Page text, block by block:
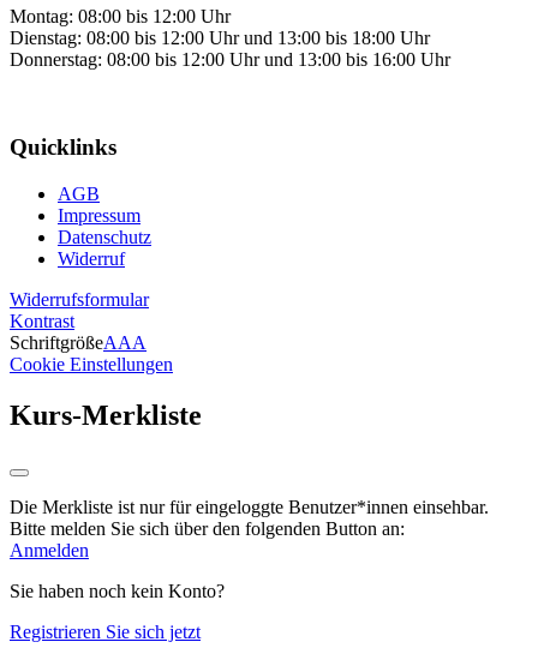
Montag: 08:00 bis 12:00 Uhr
Dienstag: 08:00 bis 12:00 Uhr und 13:00 bis 18:00 Uhr
Donnerstag: 08:00 bis 12:00 Uhr und 13:00 bis 16:00 Uhr
Quicklinks
AGB
Impressum
Datenschutz
Widerruf
Widerrufsformular
Kontrast
SchriftgrößeAAA
Cookie Einstellungen
Kurs-Merkliste
Die Merkliste ist nur für eingeloggte Benutzer*innen einsehbar.
Bitte melden Sie sich über den folgenden Button an:
Anmelden
Sie haben noch kein Konto?
Registrieren Sie sich jetzt